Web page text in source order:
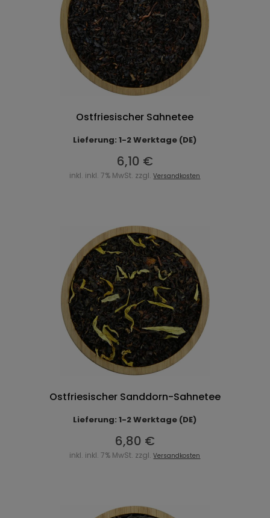
Ostfriesischer Sahnetee
Lieferung: 1-2 Werktage (DE)
6,10 €
inkl. inkl. 7% MwSt. zzgl.Versandkosten
Ostfriesischer Sanddorn-Sahnetee
Lieferung: 1-2 Werktage (DE)
6,80 €
inkl. inkl. 7% MwSt. zzgl.Versandkosten